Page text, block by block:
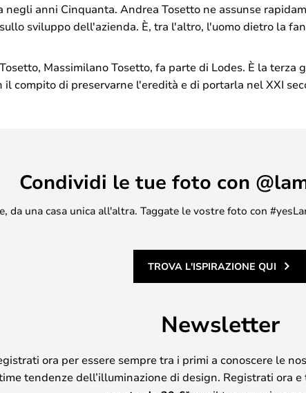
anni Cinquanta. Andrea Tosetto ne assunse
sviluppo dell'azienda. È, tra l'altro, l'uomo dietro la
Massimilano Tosetto, fa parte di Lodes. È la terza
compito di preservarne l'eredità e di portarla nel XXI
Condividi le tue foto con
da una casa unica all'altra. Taggate le vostre foto con
TROVA L'ISPIRAZIONE QUI
Newsletter
ora per essere sempre tra i primi a conoscere le
tendenze dell’illuminazione di design. Registrati ora